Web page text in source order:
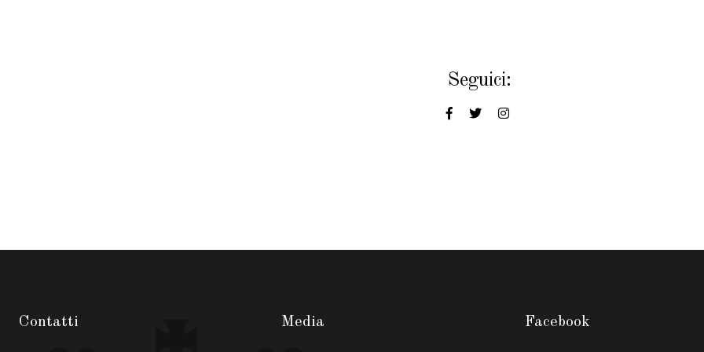
Seguici:
Contatti Media Facebook